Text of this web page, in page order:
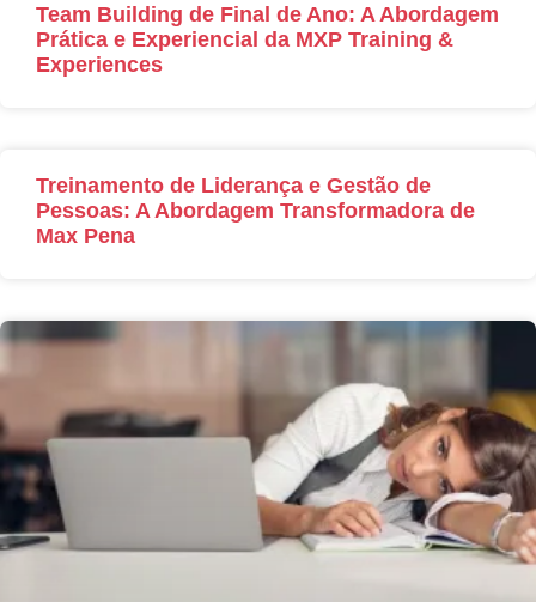
Team Building de Final de Ano: A Abordagem
Prática e Experiencial da MXP Training &
Experiences
Treinamento de Liderança e Gestão de
Pessoas: A Abordagem Transformadora de
Max Pena